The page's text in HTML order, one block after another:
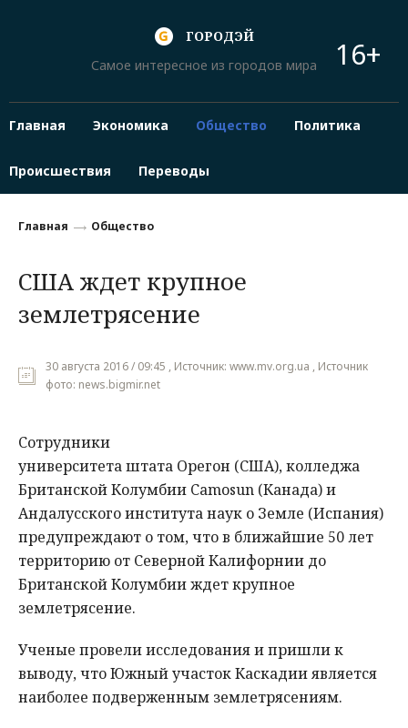
ГОРОДЭЙ
Самое интересное из городов мира
16+
Главная Экономика Общество Политика
Происшествия Переводы
Главная Общество
США ждет крупное
землетрясение
30 августа 2016 / 09:45 , Источник: www.mv.org.ua , Источник
фото: news.bigmir.net
Сотрудники
университета штата Орегон (США), колледжа
Британской Колумбии Camosun (Канада) и
Андалусского института наук о Земле (Испания)
предупреждают о том, что в ближайшие 50 лет
территорию от Северной Калифорнии до
Британской Колумбии ждет крупное
землетрясение.
Ученые провели исследования и пришли к
выводу, что Южный участок Каскадии является
наиболее подверженным землетрясениям.